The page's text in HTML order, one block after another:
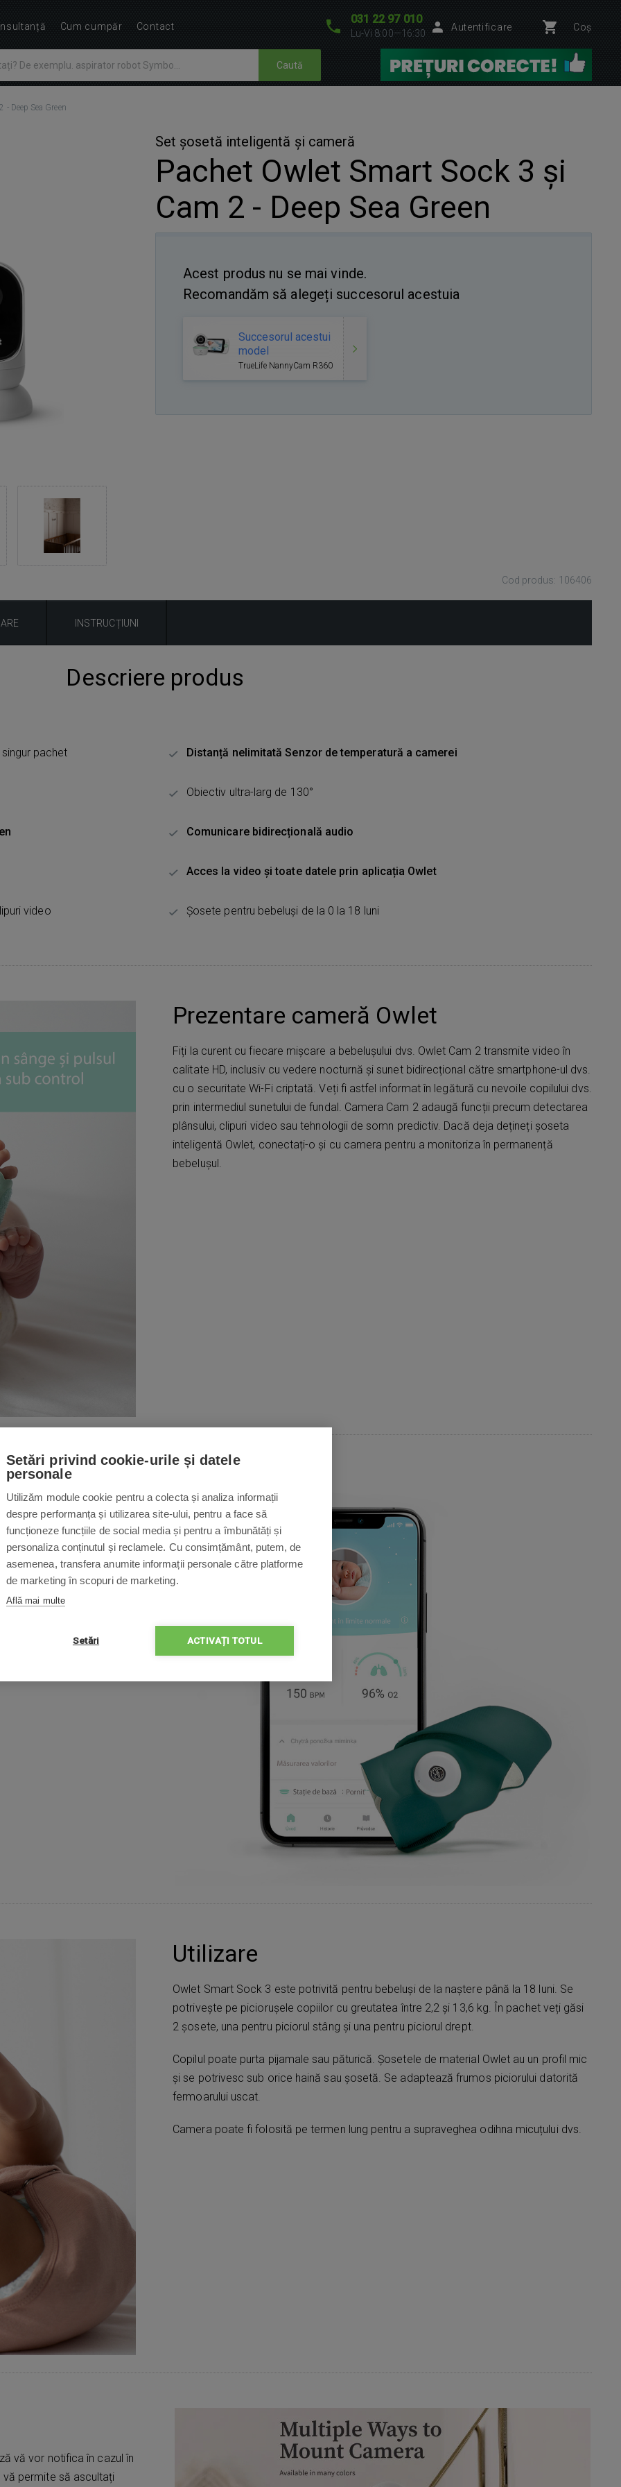
031 22 97 010
Lu-Vi 8:00—16:30
Autentificare Coș
Caută
Deep Sea Green
Set șosetă inteligentă și cameră
Pachet Owlet Smart Sock 3 și
Cam 2 - Deep Sea Green
Acest produs nu se mai vinde.
Recomandăm să alegeți succesorul acestuia
Succesorul acestui
model
TrueLife NannyCam R360
Cod produs: 106406
INSTRUCȚIUNI
Descriere produs
singur pachet
video
Distanță nelimitată Senzor de temperatură a camerei
Obiectiv ultra-larg de 130°
Comunicare bidirecțională audio
Acces la video și toate datele prin aplicația Owlet
Șosete pentru bebeluși de la 0 la 18 luni
Prezentare cameră Owlet
Fiți la curent cu fiecare mișcare a bebelușului dvs. Owlet Cam 2 transmite video în
calitate HD, inclusiv cu vedere nocturnă și sunet bidirecțional către smartphone-ul dvs.
cu o securitate Wi-Fi criptată. Veți fi astfel informat în legătură cu nevoile copilului dvs.
prin intermediul sunetului de fundal. Camera Cam 2 adaugă funcții precum detectarea
plânsului, clipuri video sau tehnologii de somn predictiv. Dacă deja dețineți șoseta
inteligentă Owlet, conectați-o și cu camera pentru a monitoriza în permanență
bebelușul.
a
unic pentru ritmul
măsurate pot fi
Șoseta cu senzor
numărul de treziri
puteți să vă bucurați de
nopțile nedormite.
Utilizare
Owlet Smart Sock 3 este potrivită pentru bebeluși de la naștere până la 18 luni. Se
potrivește pe piciorușele copiilor cu greutatea între 2,2 și 13,6 kg. În pachet veți găsi
2 șosete, una pentru piciorul stâng și una pentru piciorul drept.
Copilul poate purta pijamale sau păturică. Șosetele de material Owlet au un profil mic
și se potrivesc sub orice haină sau șosetă. Se adaptează frumos piciorului datorită
fermoarului uscat.
Camera poate fi folosită pe termen lung pentru a supraveghea odihna micuțului dvs.
vă vor notifica în cazul în
vă permite să ascultați
Cum cumpăr Contact
Setări privind cookie-urile și datele
personale
Utilizăm module cookie pentru a colecta și analiza informații
despre performanța și utilizarea site-ului, pentru a face să
funcționeze funcțiile de social media și pentru a îmbunătăți și
personaliza conținutul și reclamele. Cu consimțământ, putem, de
asemenea, transfera anumite informații personale către platforme
de marketing în scopuri de marketing.
Află mai multe
Setări ACTIVAȚI TOTUL